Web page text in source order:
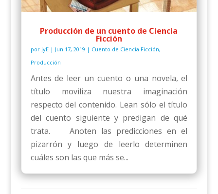
Producción de un cuento de Ciencia
Ficción
por JyE| Jun 17, 2019 | Cuento de Ciencia Ficción,
Producción
Antes de leer un cuento o una novela, el
título moviliza nuestra imaginación
respecto del contenido. Lean sólo el título
del cuento siguiente y predigan de qué
trata. Anoten las predicciones en el
pizarrón y luego de leerlo determinen
cuáles son las que más se...